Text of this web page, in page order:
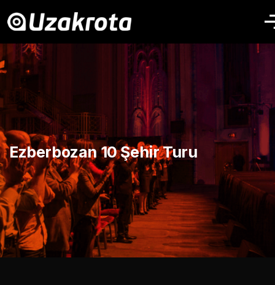
Ezberbozan 10 Şehir Turu